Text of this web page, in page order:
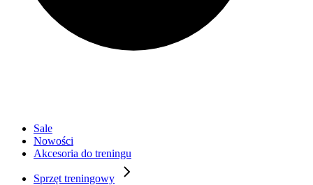
Sale
Nowości
Akcesoria do treningu
Sprzęt treningowy